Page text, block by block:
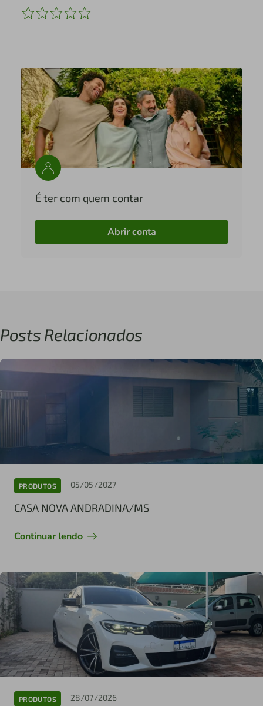
É ter com quem contar
Abrir conta
Posts Relacionados
PRODUTOS 05/05/2027
CASA NOVA ANDRADINA/MS
Continuar lendo
PRODUTOS 28/07/2026